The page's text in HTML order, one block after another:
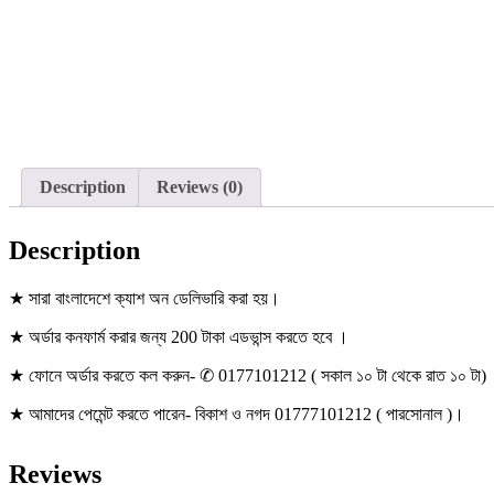
Description Reviews (0)
Description
★ সারা বাংলাদেশে ক্যাশ অন ডেলিভারি করা হয়।
★ অর্ডার কনফার্ম করার জন্য 200 টাকা এডভান্স করতে হবে ।
★ ফোনে অর্ডার করতে কল করুন- ✆ 0177101212 ( সকাল ১০ টা থেকে রাত ১০ টা)
★ আমাদের পেমেন্ট করতে পারেন- বিকাশ ও নগদ 01777101212 ( পারসোনাল )।
Reviews